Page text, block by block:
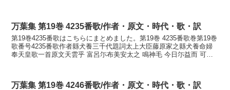
万葉集 第19巻 4235番歌/作者・原文・時代・歌・訳
第19巻4235番歌はこちらにまとめました。第19巻 4235番歌巻第19巻
歌番号4235番歌作者縣犬養三千代題詞太上大臣藤原家之縣犬養命婦
奉天皇歌一首原文天雲乎 富呂尓布美安太之 鳴神毛 今日尓益而 可之
万葉集 第19巻 4246番歌/作者・原文・時代・歌・訳